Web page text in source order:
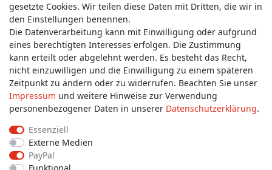
Wünschen Sie einen Rückruf?
service@allmyclothes.de
Schreiben Sie uns:
service@allmyclothes.de
Impressum
gesetzte Cookies. Wir teilen diese Daten mit Dritten, die wir in
den Einstellungen benennen.
Die Datenverarbeitung kann mit Einwilligung oder aufgrund
eines berechtigten Interesses erfolgen. Die Zustimmung
kann erteilt oder abgelehnt werden. Es besteht das Recht,
nicht einzuwilligen und die Einwilligung zu einem späteren
Zeitpunkt zu ändern oder zu widerrufen. Beachten Sie unser
Impressum und weitere Hinweise zur Verwendung
personenbezogener Daten in unserer Daten­schutz­erklärung.
Essenziell
Externe Medien
PayPal